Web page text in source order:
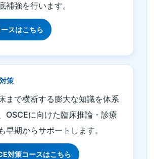
補強を行います。
スはこちら
策
まで横断する膨大な知識を体系
OSCEに向けた臨床推論・診療
早期からサポートします。
対策コースはこちら